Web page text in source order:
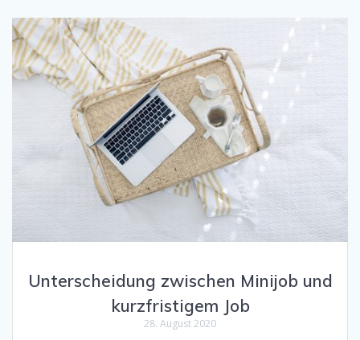
Unterscheidung zwischen Minijob und
kurzfristigem Job
28. August 2020